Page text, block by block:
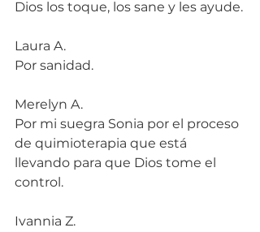
Dios los toque, los sane y les ayude.
Laura A.
Por sanidad.
Merelyn A.
Por mi suegra Sonia por el proceso
de quimioterapia que está
llevando para que Dios tome el
control.
Ivannia Z.